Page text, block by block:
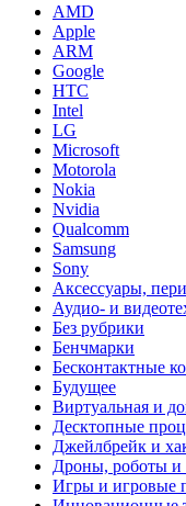
AMD
Apple
ARM
Google
HTC
Intel
LG
Microsoft
Motorola
Nokia
Nvidia
Qualcomm
Samsung
Sony
Аксессуары,
Аудио- и
Без рубрики
Бенчмарки
Бесконтактные
Будущее
Виртуальная и
Десктопные
Джейлбрейк и
Дроны, роботы и
Игры и игровые